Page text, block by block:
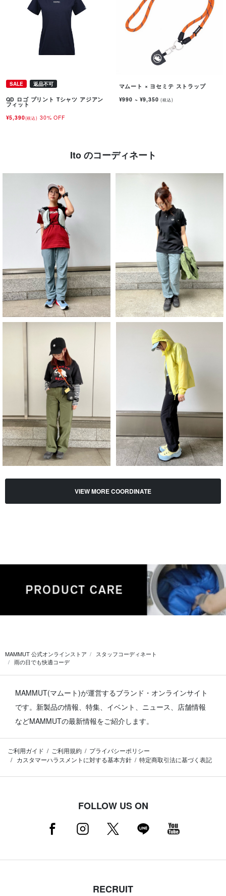
SALE 返品不可
QD ロゴ プリント Tシャツ アジアン
フィット
¥5,390(税込) 30% OFF
マムート × ヨセミテ ストラップ
¥990 ~ ¥9,350(税込)
Ito のコーディネート
VIEW MORE COORDINATE
MAMMUT 公式オンラインストア
スタッフコーディネート
雨の日でも快適コーデ
MAMMUT(マムート)が運営するブランド・オンラインサイト
です。 新製品の情報、特集、イベント、ニュース、店舗情報
などMAMMUTの最新情報をご紹介します。
ご利用ガイド ご利用規約
プライバシーポリシー
カスタマーハラスメントに対する基本方針
特定商取引法に基づく表記
FOLLOW US ON
RECRUIT